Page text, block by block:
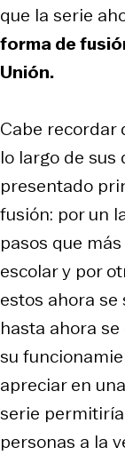
que la serie
forma de
Unión.
Cabe recordar
lo largo de
presentado
fusión: por un
pasos que
escolar y por
estos ahora se
hasta ahora
su
apreciar en
serie
personas a la